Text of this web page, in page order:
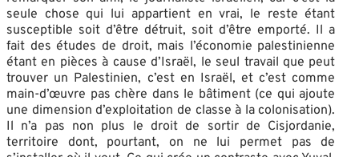
seule chose qui lui appartient en vrai, le reste étant
susceptible soit d’être détruit, soit d’être emporté. Il a
fait des études de droit, mais l’économie palestinienne
étant en pièces à cause d’Israël, le seul travail que peut
trouver un Palestinien, c’est en Israël, et c’est comme
main-d’œuvre pas chère dans le bâtiment (ce qui ajoute
une dimension d’exploitation de classe à la colonisation).
Il n’a pas non plus le droit de sortir de Cisjordanie,
territoire dont, pourtant, on ne lui permet pas de